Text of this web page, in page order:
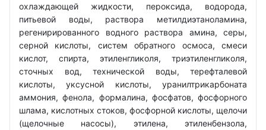
охлаждающей жидкости, пероксида, водорода,
питьевой воды, раствора метилдиэтаноламина,
регенирированного водного раствора амина, серы,
серной кислоты, систем обратного осмоса, смеси
кислот, спирта, этиленгликоля, триэтиленгликоля,
сточных вод, технической воды, терефталевой
кислоты, уксусной кислоты, уранилтрикарбоната
аммония, фенола, формалина, фосфатов, фосфорного
шлама, кислотных стоков, фосфорной кислоты, щелочи
(щелочные насосы), этилена, этиленбензола,